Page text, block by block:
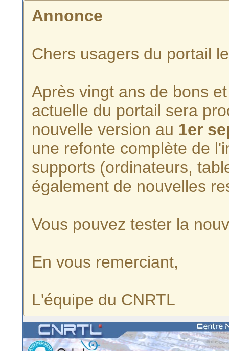
Annonce
Chers usagers du portail
Après vingt ans de bons
actuelle du portail sera
nouvelle version au 1er
une refonte complète de
supports (ordinateurs,
également de nouvelles
Vous pouvez tester la
En vous remerciant,
L'équipe du CNRTL